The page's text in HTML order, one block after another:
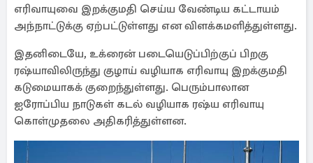
எரிவாயுவை இறக்குமதி செய்ய வேண்டிய கட்டாயம்
அந்நாட்டுக்கு ஏற்பட்டுள்ளது என விளக்கமளித்துள்ளது.
இதனிடையே, உக்ரைன் படையெடுப்பிற்குப் பிறகு
ரஷ்யாவிலிருந்து குழாய் வழியாக எரிவாயு இறக்குமதி
கடுமையாகக் குறைந்துள்ளது. பெரும்பாலான
ஐரோப்பிய நாடுகள் கடல் வழியாக ரஷ்ய எரிவாயு
கொள்முதலை அதிகரித்துள்ளன.